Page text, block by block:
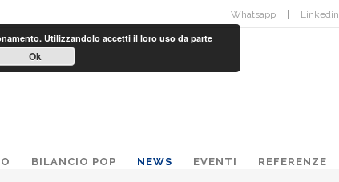
Whatsapp Linkedin
BILANCIO POP NEWS EVENTI REFERENZE
Utilizzandolo accetti il loro uso da parte
Ok